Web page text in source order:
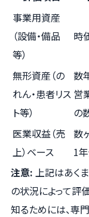
事業用資産
（設備・備品
等）
時
無形資産（の
れん・患者リス
ト等）
数
営
の
医業収益（売
上）ベース
数
1
注意: 上記はあく
の状況によって評
知るためには、専